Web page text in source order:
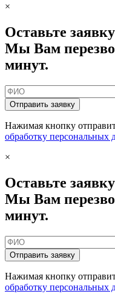
×
Оставьте
Мы Вам
минут.
Отправить заявку
Нажимая кнопку
обработку персональных
×
Оставьте
Мы Вам
минут.
Отправить заявку
Нажимая кнопку
обработку персональных